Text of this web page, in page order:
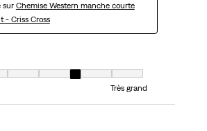
sur Chemise Western manche courte
- Criss Cross
1 est égal à Très petit et 7 est égal à Très grand
Très grand